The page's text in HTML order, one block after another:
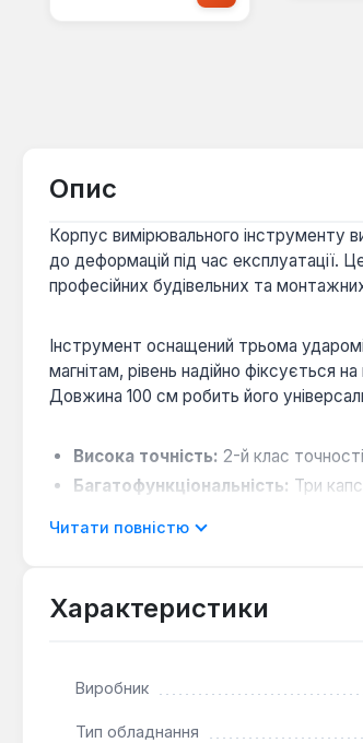
Опис
Корпус вимірювального інструменту
до деформацій під час експлуатації.
професійних будівельних та
Інструмент оснащений трьома
магнітам, рівень надійно фіксується
Довжина 100 см робить його
Висока точність: 2-й клас
Багатофункціональність: Три
Рівень магнітний Сила 510153 є
профілями, трубами або потребують
Читати повністю
Характеристики
Виробник
Тип обладнання